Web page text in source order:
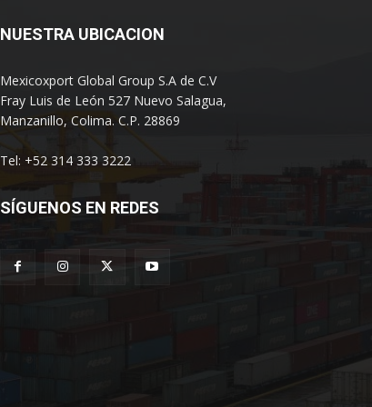
NUESTRA UBICACION
Mexicoxport Global Group S.A de C.V
Fray Luis de León 527 Nuevo Salagua,
Manzanillo, Colima. C.P. 28869
Tel: +52 314 333 3222
SÍGUENOS EN REDES